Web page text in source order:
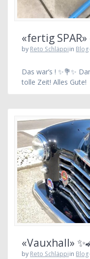
«fertig
by Reto Schläppiin Blog
Das war’s ! ✨💐✨
tolle Zeit! Alles Gute!
«Vauxhall»
by Reto Schläppiin Blog